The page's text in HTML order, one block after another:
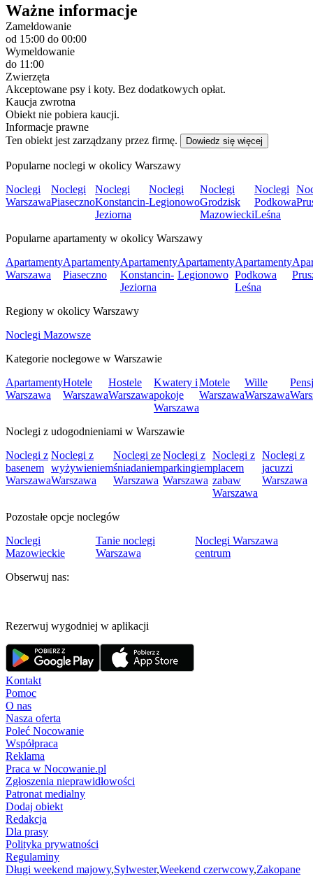
Ważne informacje
Zameldowanie
od 15:00 do 00:00
Wymeldowanie
do 11:00
Zwierzęta
Akceptowane psy i koty. Bez dodatkowych opłat.
Kaucja zwrotna
Obiekt nie pobiera kaucji.
Informacje prawne
Ten obiekt jest zarządzany przez firmę.
Dowiedz się więcej
Popularne noclegi w okolicy Warszawy
Noclegi
Warszawa
Noclegi
Piaseczno
Noclegi
Konstancin-
Jeziorna
Noclegi
Legionowo
Noclegi
Grodzisk
Mazowiecki
Noclegi
Podkowa
Leśna
Popularne apartamenty w okolicy Warszawy
Apartamenty
Warszawa
Apartamenty
Piaseczno
Apartamenty
Konstancin-
Jeziorna
Apartamenty
Legionowo
Apartamenty
Podkowa
Leśna
Regiony w okolicy Warszawy
Noclegi Mazowsze
Kategorie noclegowe w Warszawie
Apartamenty
Warszawa
Hotele
Warszawa
Hostele
Warszawa
Kwatery i
pokoje
Warszawa
Motele
Warszawa
Wille
Warszawa
Noclegi z udogodnieniami w Warszawie
Noclegi z
basenem
Warszawa
Noclegi z
wyżywieniem
Warszawa
Noclegi ze
śniadaniem
Warszawa
Noclegi z
parkingiem
Warszawa
Noclegi z
placem
zabaw
Warszawa
Noclegi z
jacuzzi
Warszawa
Pozostałe opcje noclegów
Noclegi
Mazowieckie
Tanie noclegi
Warszawa
Noclegi Warszawa
centrum
Obserwuj nas:
Rezerwuj wygodniej w aplikacji
Kontakt
Pomoc
O nas
Nasza oferta
Poleć Nocowanie
Współpraca
Reklama
Praca w Nocowanie.pl
Zgłoszenia nieprawidłowości
Patronat medialny
Dodaj obiekt
Redakcja
Dla prasy
Polityka prywatności
Regulaminy
Długi weekend majowy,Sylwester,Weekend czerwcowy,Zakopane